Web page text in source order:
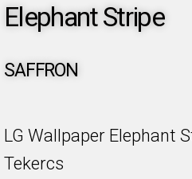
Elephant Stripe
SAFFRON
LG Wallpaper Elephant
Tekercs